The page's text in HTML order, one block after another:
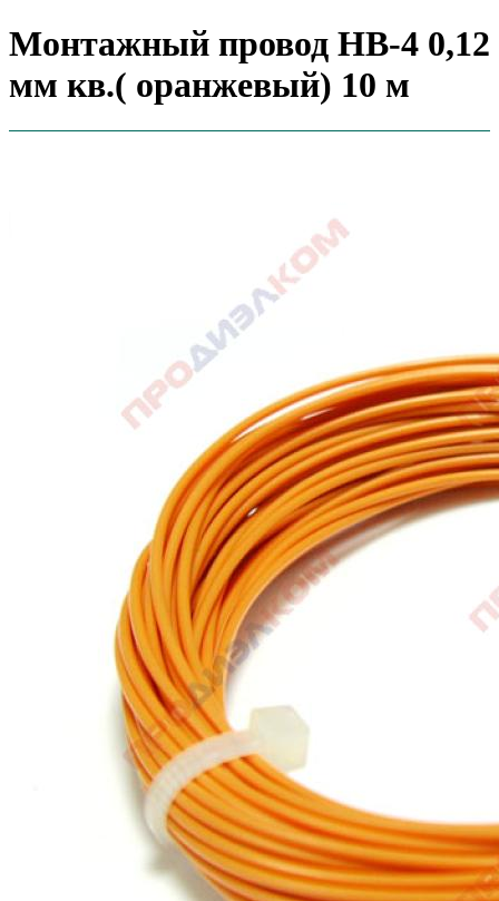
Монтажный провод НВ-4 0,12
мм кв.( оранжевый) 10 м